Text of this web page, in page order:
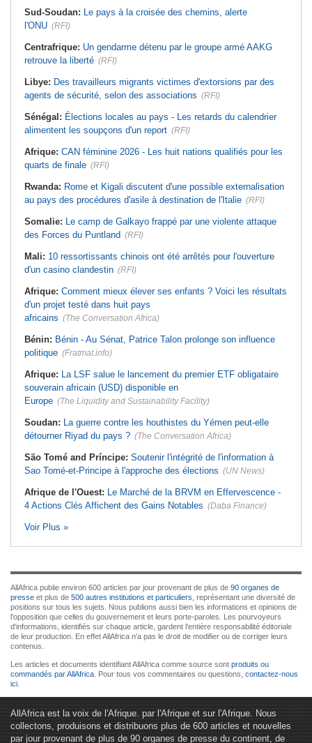
Sud-Soudan: Le pays à la croisée des chemins, alerte
l'ONU (RFI)
Centrafrique: Un gendarme détenu par le groupe armé AAKG
retrouve la liberté (RFI)
Libye: Des travailleurs migrants victimes d'extorsions par des
agents de sécurité, selon des associations (RFI)
Sénégal: Élections locales au pays - Les retards du calendrier
alimentent les soupçons d'un report (RFI)
Afrique: CAN féminine 2026 - Les huit nations qualifiés pour les
quarts de finale (RFI)
Rwanda: Rome et Kigali discutent d'une possible externalisation
au pays des procédures d'asile à destination de l'Italie (RFI)
Somalie: Le camp de Galkayo frappé par une violente attaque
des Forces du Puntland (RFI)
Mali: 10 ressortissants chinois ont été arrêtés pour l'ouverture
d'un casino clandestin (RFI)
Afrique: Comment mieux élever ses enfants ? Voici les résultats
d'un projet testé dans huit pays
africains (The Conversation Africa)
Bénin: Bénin - Au Sénat, Patrice Talon prolonge son influence
politique (Fratmat.info)
Afrique: La LSF salue le lancement du premier ETF obligataire
souverain africain (USD) disponible en
Europe (The Liquidity and Sustainability Facility)
Soudan: La guerre contre les houthistes du Yémen peut-elle
détourner Riyad du pays ? (The Conversation Africa)
São Tomé and Príncipe: Soutenir l'intégrité de l'information à
Sao Tomé-et-Principe à l'approche des élections (UN News)
Afrique de l'Ouest: Le Marché de la BRVM en Effervescence -
4 Actions Clés Affichent des Gains Notables (Daba Finance)
Voir Plus »
AllAfrica publie environ 600 articles par jour provenant de plus de 90 organes de
presse et plus de 500 autres institutions et particuliers , représentant une diversité de
positions sur tous les sujets. Nous publions aussi bien les informations et opinions de
l'opposition que celles du gouvernement et leurs porte-paroles. Les pourvoyeurs
d'informations, identifiés sur chaque article, gardent l'entière responsabilité éditoriale
de leur production. En effet AllAfrica n'a pas le droit de modifier ou de corriger leurs
contenus.
Les articles et documents identifiant AllAfrica comme source sont produits ou
commandés par AllAfrica . Pour tous vos commentaires ou questions, contactez-nous
ici
AllAfrica est la voix de l'Afrique. par l'Afrique et sur l'Afrique. Nous
collectons, produisons et distribuons plus de 600 articles et nouvelles
par jour provenant de plus de 90 organes de presse du continent, de